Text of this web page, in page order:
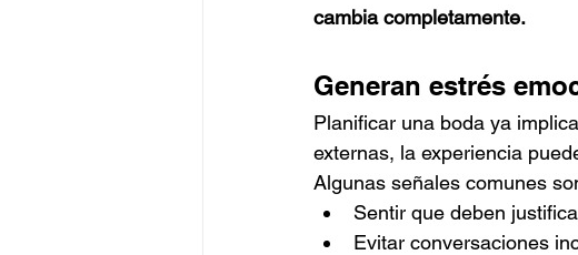
cambia completamente.
Generan estrés
Planificar una boda ya
externas, la experiencia
Algunas señales comunes
Sentir que deben
Evitar conversaciones